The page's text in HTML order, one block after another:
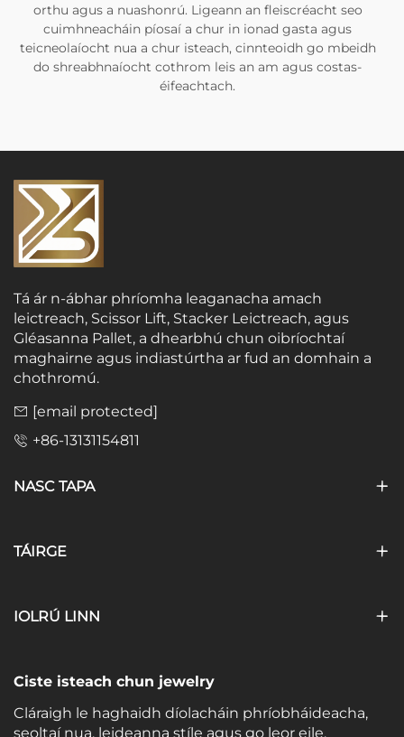
orthu agus a nuashonrú. Ligeann an fleiscréacht seo
cuimhneacháin píosaí a chur in ionad gasta agus
teicneolaíocht nua a chur isteach, cinnteoidh go mbeidh
do shreabhnaíocht cothrom leis an am agus costas-
éifeachtach.
Tá ár n-ábhar phríomha leaganacha amach
leictreach, Scissor Lift, Stacker Leictreach, agus
Gléasanna Pallet, a dhearbhú chun oibríochtaí
maghairne agus indiastúrtha ar fud an domhain a
chothromú.
[email protected]
+86-13131154811
NASC TAPA
TÁIRGE
IOLRÚ LINN
Ciste isteach chun jewelry
Cláraigh le haghaidh díolacháin phríobháideacha,
seoltaí nua, leideanna stíle agus go leor eile.